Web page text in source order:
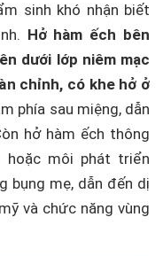
sinh khó nhận biết
Hở hàm ếch bên
dưới lớp niêm mạc
chỉnh, có khe hở ở
phía sau miệng, dẫn
hở hàm ếch thông
hoặc môi phát triển
bụng mẹ, dẫn đến dị
và chức năng vùng